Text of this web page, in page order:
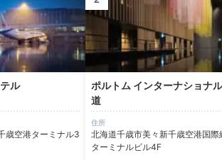
ル
歳空港ターミナル3
ポルトム インターナショナ
道
北海道千歳市美々新千歳空港国際
ターミナルビル4F